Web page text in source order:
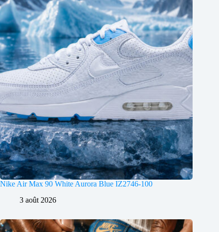
Nike Air Max 90 White Aurora Blue IZ2746-100
3 août 2026